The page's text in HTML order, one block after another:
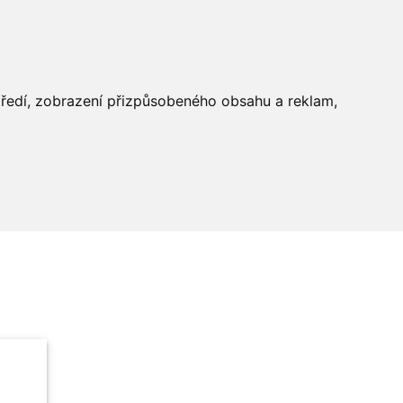
zobrazení přizpůsobeného obsahu a reklam,